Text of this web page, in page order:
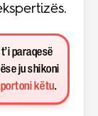
paraqesë
ju shikoni
këtu.